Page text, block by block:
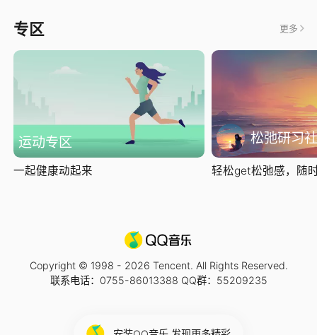
专区 更多
运动专区
一起健康动起来
松弛研习社
轻松get松弛感，随
Copyright © 1998 - 2026 Tencent. All Rights Reserved.
联系电话：0755-86013388 QQ群：55209235